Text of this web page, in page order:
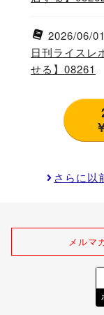
2026/06/01
日刊ライスレ
せる】08261
さらに以
メルマ